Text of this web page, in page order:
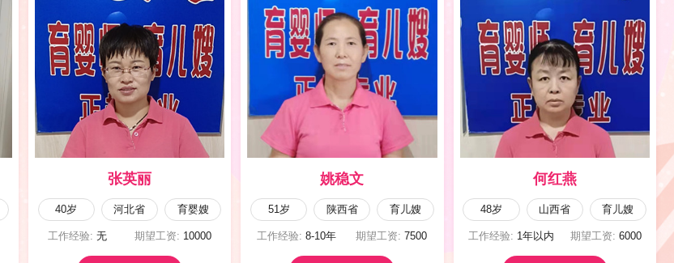
曹五翠
50岁 山西省 育儿嫂
工作经验:10年以上 期望工资:8000
赵爱红
33岁 甘肃省 育婴嫂
工作经验: 3-5年 期望工资: 7000
饶宪平
47岁 河南省 育儿嫂
工作经验:3-5年 期望工资:7000